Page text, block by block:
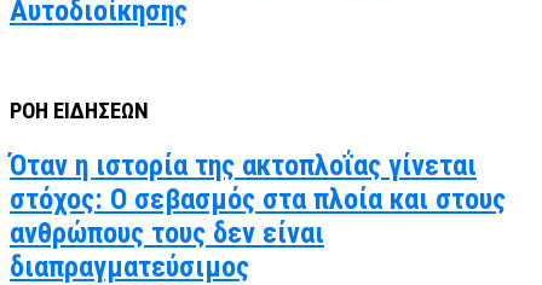
Αυτοδιοίκησης
ΡΟΗ ΕΙΔΗΣΕΩΝ
Όταν η ιστορία της ακτοπλοΐας γίνεται
στόχος: Ο σεβασμός στα πλοία και στους
ανθρώπους τους δεν είναι
διαπραγματεύσιμος